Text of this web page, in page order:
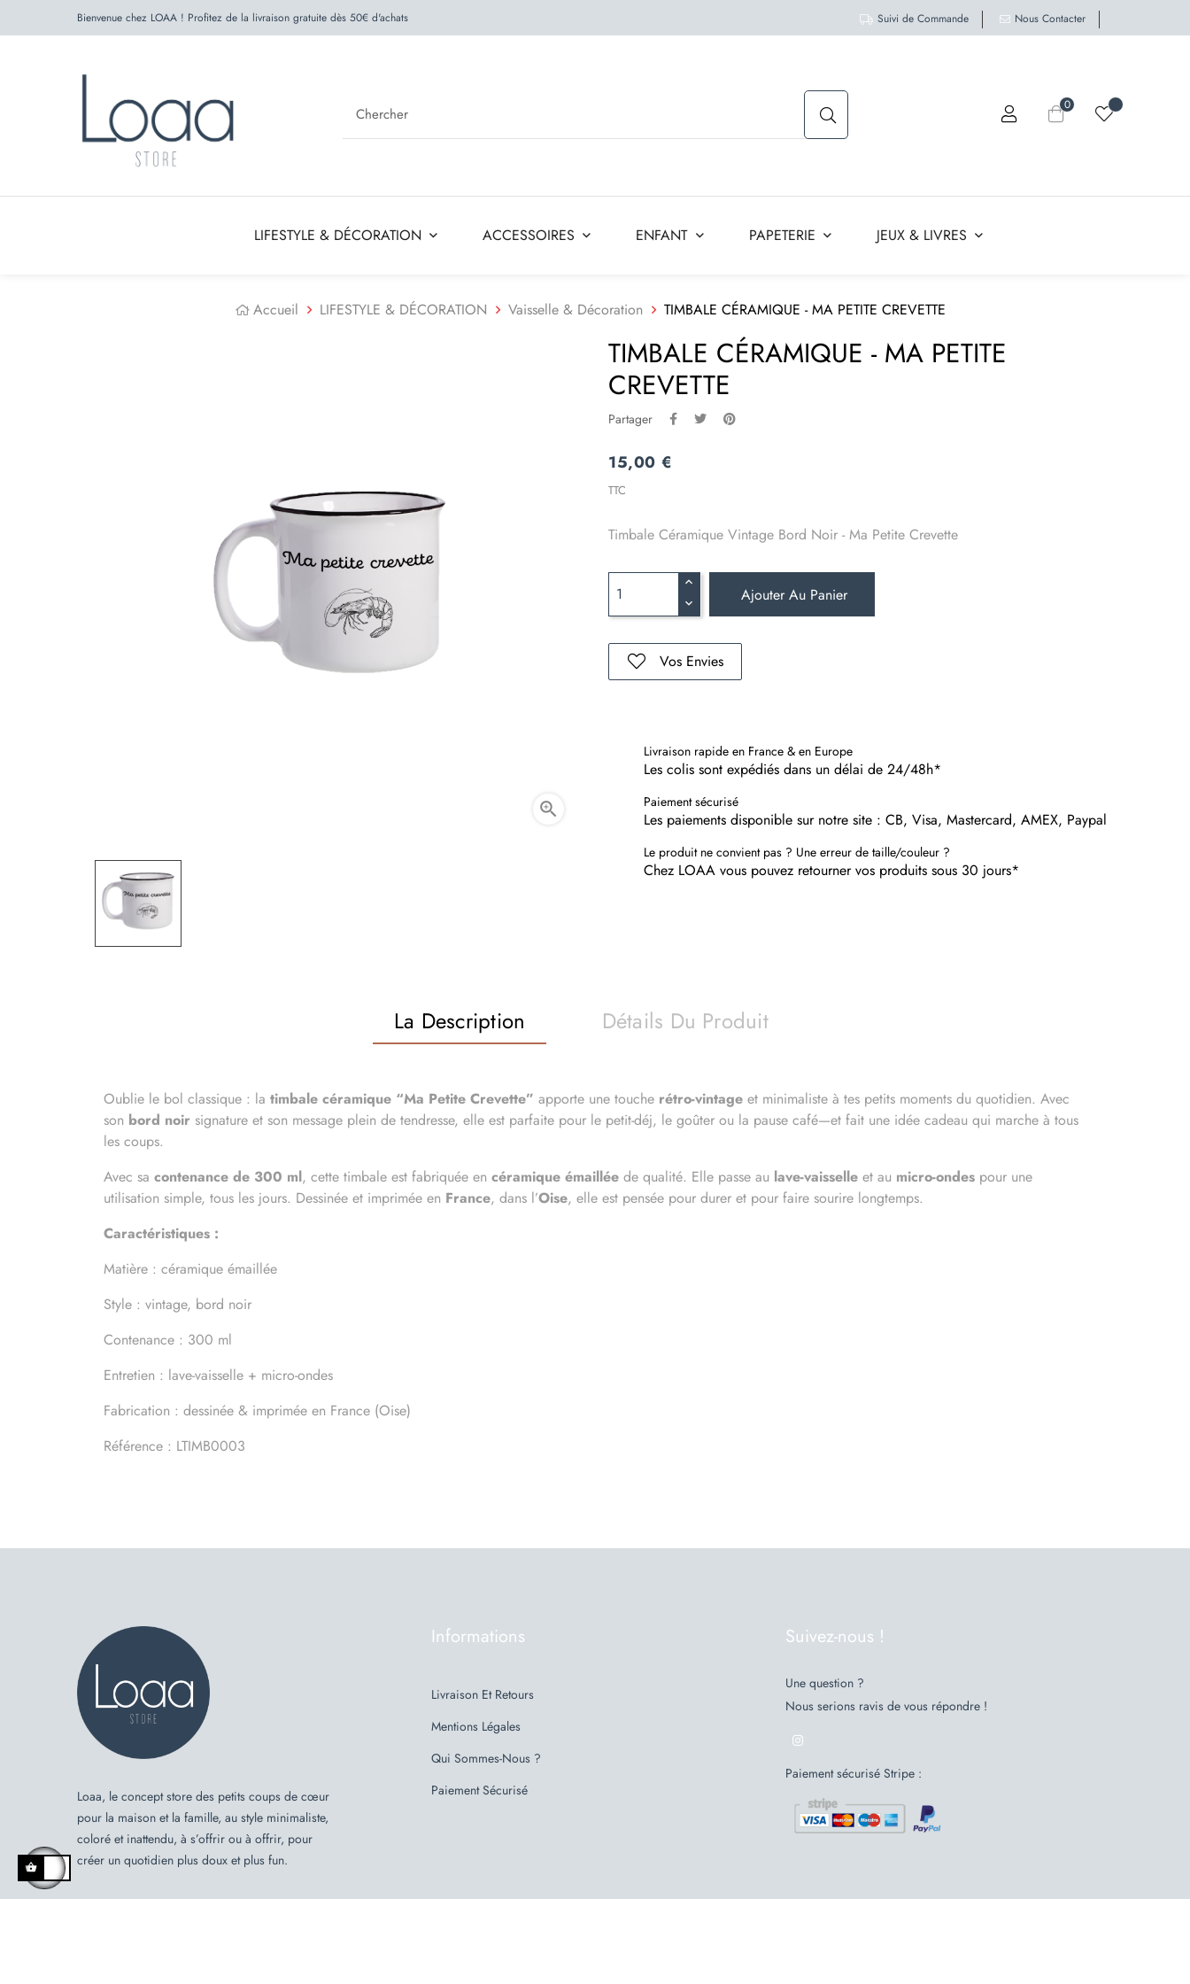
Bienvenue chez LOAA ! Profitez de la livraison gratuite dès 50€ d'achats Suivi de Commande Nous Contacter
0
LIFESTYLE & DÉCORATION ACCESSOIRES ENFANT PAPETERIE JEUX & LIVRES
Accueil LIFESTYLE & DÉCORATION Vaisselle & Décoration TIMBALE CÉRAMIQUE - MA PETITE CREVETTE

TIMBALE CÉRAMIQUE - MA PETITE
CREVETTE
Partager
15,00 €
TTC
Timbale Céramique Vintage Bord Noir - Ma Petite Crevette
Ajouter Au Panier
Vos Envies
Livraison rapide en France & en Europe
Les colis sont expédiés dans un délai de 24/48h*
Paiement sécurisé
Les paiements disponible sur notre site : CB, Visa, Mastercard, AMEX, Paypal
Le produit ne convient pas ? Une erreur de taille/couleur ?
Chez LOAA vous pouvez retourner vos produits sous 30 jours*
La Description Détails Du Produit
Oublie le bol classique : la timbale céramique “Ma Petite Crevette” apporte une touche rétro-vintage et minimaliste à tes petits moments du quotidien. Avec
son bord noir signature et son message plein de tendresse, elle est parfaite pour le petit-déj, le goûter ou la pause café—et fait une idée cadeau qui marche à tous
les coups.
Avec sa contenance de 300 ml, cette timbale est fabriquée en céramique émaillée de qualité. Elle passe au lave-vaisselle et au micro-ondes pour une
utilisation simple, tous les jours. Dessinée et imprimée en France, dans l’Oise, elle est pensée pour durer et pour faire sourire longtemps.
Caractéristiques :
Matière : céramique émaillée
Style : vintage, bord noir
Contenance : 300 ml
Entretien : lave-vaisselle + micro-ondes
Fabrication : dessinée & imprimée en France (Oise)
Référence : LTIMB0003
Loaa, le concept store des petits coups de cœur
pour la maison et la famille, au style minimaliste,
coloré et inattendu, à s’offrir ou à offrir, pour
créer un quotidien plus doux et plus fun.
Informations
Livraison Et Retours
Mentions Légales
Qui Sommes-Nous ?
Paiement Sécurisé
Suivez-nous !
Une question ?
Nous serions ravis de vous répondre !
Paiement sécurisé Stripe :